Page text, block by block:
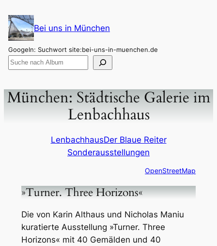
Inhalt
springen
Bei uns in München
Googeln: Suchwort site:bei-uns-in-muenchen.de
München: Städtische Galerie im
Lenbachhaus
LenbachhausDer Blaue Reiter
Sonderausstellungen
OpenStreetMap
»Turner. Three Horizons«
Die von Karin Althaus und Nicholas Maniu
kuratierte Ausstellung »Turner. Three
Horizons« mit 40 Gemälden und 40